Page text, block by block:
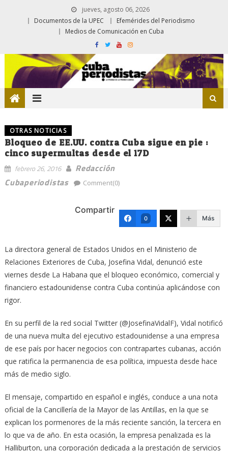
jueves, agosto 06, 2026
Documentos de la UPEC
Efemérides del Periodismo
Medios de Comunicación en Cuba
OTRAS NOTICIAS
Bloqueo de EE.UU. contra Cuba sigue en pie :
cinco supermultas desde el 17D
febrero 26, 2016
Redacción
Cubaperiodistas
Comment(0)
Compartir
0 Más
La directora general de Estados Unidos en el Ministerio de
Relaciones Exteriores de Cuba, Josefina Vidal, denunció este
viernes desde La Habana que el bloqueo económico, comercial y
financiero estadounidense contra Cuba continúa aplicándose con
rigor.
En su perfil de la red social Twitter (@JosefinaVidalF), Vidal notificó
de una nueva multa del ejecutivo estadounidense a una empresa
de ese país por hacer negocios con contrapartes cubanas, acción
que ratifica la permanencia de esa política, impuesta desde hace
más de medio siglo.
El mensaje, compartido en español e inglés, conduce a una nota
oficial de la Cancillería de la Mayor de las Antillas, en la que se
explican los pormenores de la más reciente sanción, la tercera en
lo que va de año. En esta ocasión, la empresa penalizada es la
Halliburton, una corporación dedicada a la prestación de servicios